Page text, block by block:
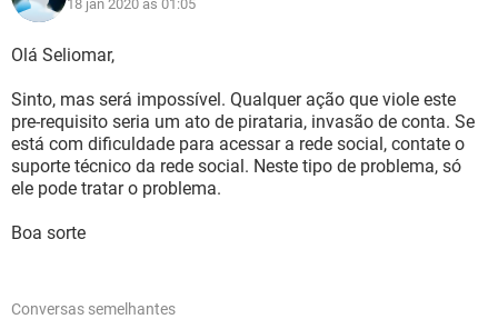
18 jan 2020 às 01:05
Olá Seliomar,
Sinto, mas será impossível. Qualquer ação que viole este
pre-requisito seria um ato de pirataria, invasão de conta. Se
está com dificuldade para acessar a rede social, contate o
suporte técnico da rede social. Neste tipo de problema, só
ele pode tratar o problema.
Boa sorte
Conversas semelhantes